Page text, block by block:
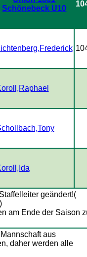
Schönebeck U10
geändert!(
am Ende der Saison
aus
daher werden alle